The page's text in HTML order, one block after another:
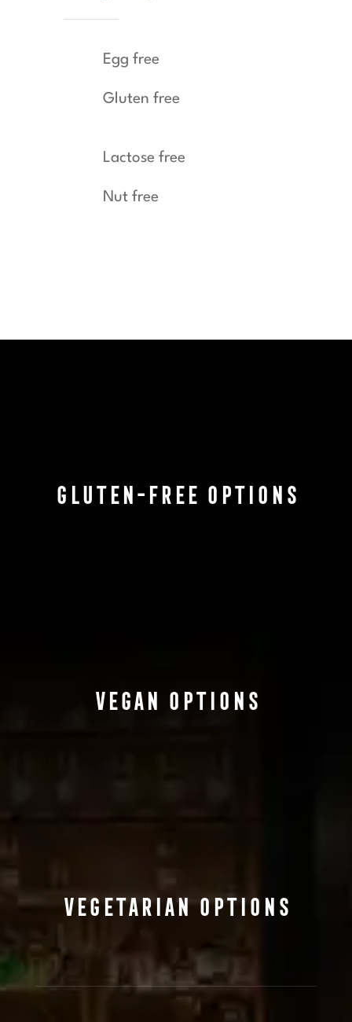
Egg free
Gluten free
Lactose free
Nut free
Gluten-Free Options
Vegan Options
Vegetarian Options